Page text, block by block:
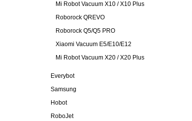
Mi Robot Vacuum X10 / X10 Plus
Roborock QREVO
Roborock Q5/Q5 PRO
Xiaomi Vacuum E5/E10/E12
Mi Robot Vacuum X20 / X20 Plus
Everybot
Samsung
Hobot
RoboJet